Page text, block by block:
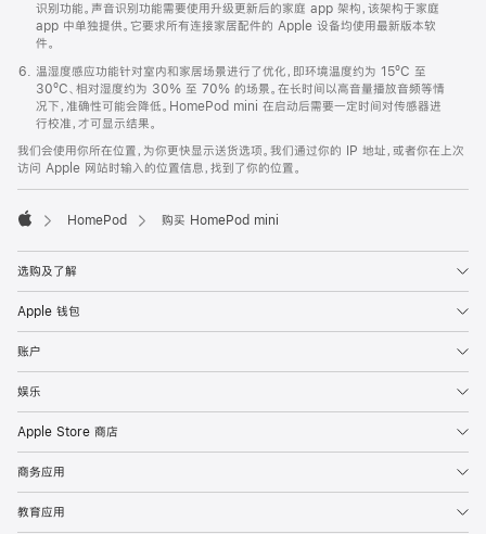
识别功能。声音识别功能需要使用升级更新后的家庭 app 架构，该架构于家庭
app 中单独提供。它要求所有连接家居配件的 Apple 设备均使用最新版本软
件。
温湿度感应功能针对室内和家居场景进行了优化，即环境温度约为 15ºC 至
30ºC、相对湿度约为 30% 至 70% 的场景。在长时间以高音量播放音频等情
况下，准确性可能会降低。HomePod mini 在启动后需要一定时间对传感器进
行校准，才可显示结果。
我们会使用你所在位置，为你更快显示送货选项。我们通过你的 IP 地址，或者你在上次
访问 Apple 网站时输入的位置信息，找到了你的位置。
HomePod 购买 HomePod mini
选购及了解
Apple 钱包
账户
娱乐
Apple Store 商店
商务应用
教育应用